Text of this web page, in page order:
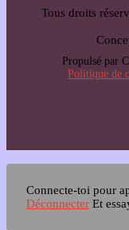
Tous droits
Propulsé par
Politique de
Connecte-toi pour
Déconnecter Et